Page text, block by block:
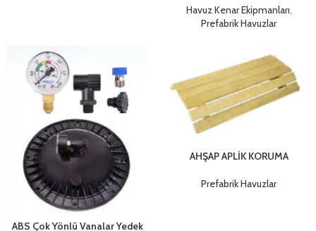
Havuz Kenar Ekipmanları
Prefabrik Havuzlar
ABS Çok Yönlü Vanalar Yedek
AHŞAP APLİK KORUMA
Prefabrik Havuzlar